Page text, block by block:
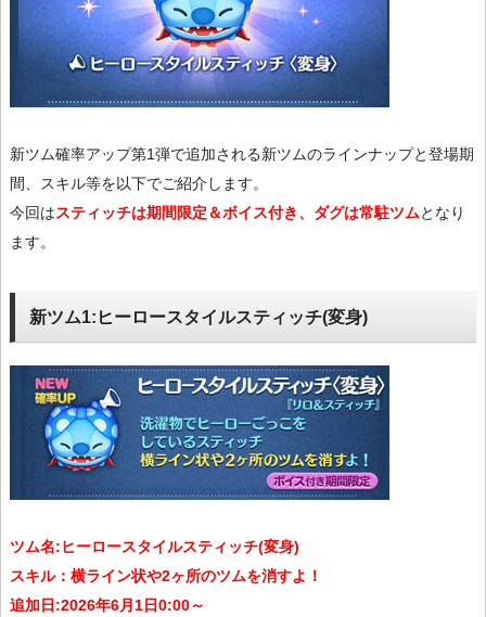
新ツム確率アップ第1弾で追加される新ツムのラインナップと登場期
間、スキル等を以下でご紹介します。
今回はスティッチは期間限定＆ボイス付き、ダグは常駐ツムとなり
ます。
新ツム1:ヒーロースタイルスティッチ(変身)
ツム名:ヒーロースタイルスティッチ(変身)
スキル：横ライン状や2ヶ所のツムを消すよ！
追加日:2026年6月1日0:00～